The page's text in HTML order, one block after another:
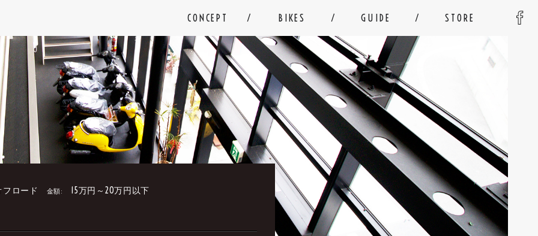
CONCEPT BIKES GUIDE STORE
フロード 金額: 15万円～20万円以下